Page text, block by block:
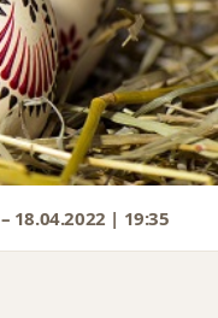
18.04.2022 | 19:35